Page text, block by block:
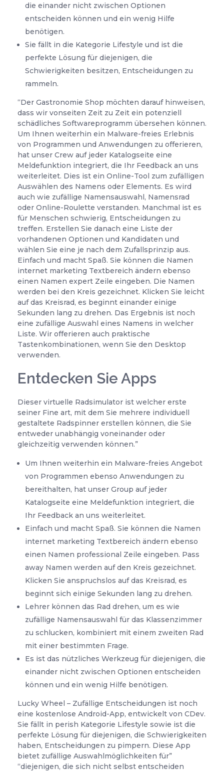
die einander nicht zwischen Optionen
entscheiden können und ein wenig Hilfe
benötigen.
Sie fällt in die Kategorie Lifestyle und ist die
perfekte Lösung für diejenigen, die
Schwierigkeiten besitzen, Entscheidungen zu
rammeln.
“Der Gastronomie Shop möchten darauf hinweisen,
dass wir vonseiten Zeit zu Zeit ein potenziell
schädliches Softwareprogramm übersehen können.
Um Ihnen weiterhin ein Malware-freies Erlebnis
von Programmen und Anwendungen zu offerieren,
hat unser Crew auf jeder Katalogseite eine
Meldefunktion integriert, die Ihr Feedback an uns
weiterleitet. Dies ist ein Online-Tool zum zufälligen
Auswählen des Namens oder Elements. Es wird
auch wie zufällige Namensauswahl, Namensrad
oder Online-Roulette verstanden. Manchmal ist es
für Menschen schwierig, Entscheidungen zu
treffen. Erstellen Sie danach eine Liste der
vorhandenen Optionen und Kandidaten und
wählen Sie eine je nach dem Zufallsprinzip aus.
Einfach und macht Spaß. Sie können die Namen
internet marketing Textbereich ändern ebenso
einen Namen expert Zeile eingeben. Die Namen
werden bei den Kreis gezeichnet. Klicken Sie leicht
auf das Kreisrad, es beginnt einander einige
Sekunden lang zu drehen. Das Ergebnis ist noch
eine zufällige Auswahl eines Namens in welcher
Liste. Wir offerieren auch praktische
Tastenkombinationen, wenn Sie den Desktop
verwenden.
Entdecken Sie Apps
Dieser virtuelle Radsimulator ist welcher erste
seiner Fine art, mit dem Sie mehrere individuell
gestaltete Radspinner erstellen können, die Sie
entweder unabhängig voneinander oder
gleichzeitig verwenden können.”
Um Ihnen weiterhin ein Malware-freies Angebot
von Programmen ebenso Anwendungen zu
bereithalten, hat unser Group auf jeder
Katalogseite eine Meldefunktion integriert, die
Ihr Feedback an uns weiterleitet.
Einfach und macht Spaß. Sie können die Namen
internet marketing Textbereich ändern ebenso
einen Namen professional Zeile eingeben. Pass
away Namen werden auf den Kreis gezeichnet.
Klicken Sie anspruchslos auf das Kreisrad, es
beginnt sich einige Sekunden lang zu drehen.
Lehrer können das Rad drehen, um es wie
zufällige Namensauswahl für das Klassenzimmer
zu schlucken, kombiniert mit einem zweiten Rad
mit einer bestimmten Frage.
Es ist das nützliches Werkzeug für diejenigen, die
einander nicht zwischen Optionen entscheiden
können und ein wenig Hilfe benötigen.
Lucky Wheel – Zufällige Entscheidungen ist noch
eine kostenlose Android-App, entwickelt von CDev.
Sie fällt in perish Kategorie Lifestyle sowie ist die
perfekte Lösung für diejenigen, die Schwierigkeiten
haben, Entscheidungen zu pimpern. Diese App
bietet zufällige Auswahlmöglichkeiten für”
“diejenigen, die sich nicht selbst entscheiden